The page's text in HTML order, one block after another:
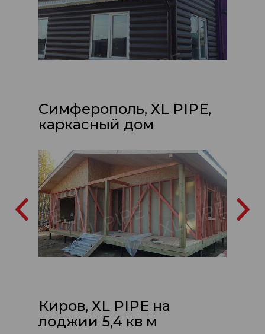
Симферополь, XL PIPE,
каркасный дом
Киров, XL PIPE на
лоджии 5,4 кв м